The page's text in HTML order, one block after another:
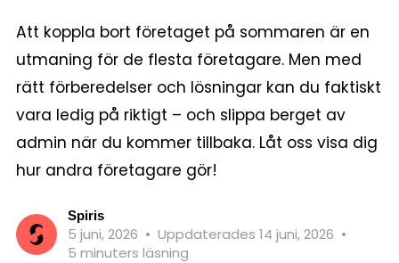
Att koppla bort företaget på sommaren är en
utmaning för de flesta företagare. Men med
rätt förberedelser och lösningar kan du faktiskt
vara ledig på riktigt – och slippa berget av
admin när du kommer tillbaka. Låt oss visa dig
hur andra företagare gör!
Spiris
5 juni, 2026 • Uppdaterades 14 juni, 2026 •
5 minuters läsning